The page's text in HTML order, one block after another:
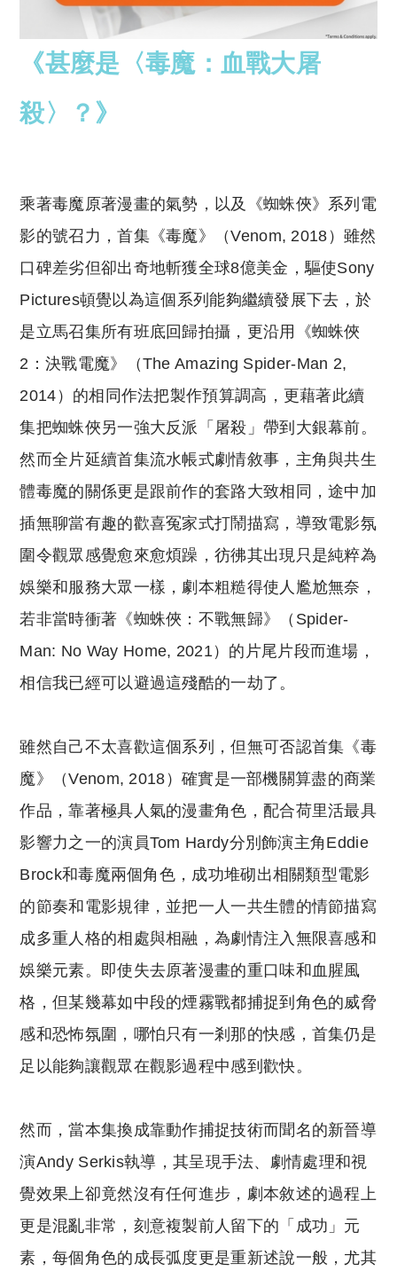
《甚麼是〈毒魔：血戰大屠
殺〉？》
乘著毒魔原著漫畫的氣勢，以及《蜘蛛俠》系列電
影的號召力，首集《毒魔》（Venom, 2018）雖然
口碑差劣但卻出奇地斬獲全球8億美金，驅使Sony
Pictures頓覺以為這個系列能夠繼續發展下去，於
是立馬召集所有班底回歸拍攝，更沿用《蜘蛛俠
2：決戰電魔》（The Amazing Spider-Man 2,
2014）的相同作法把製作預算調高，更藉著此續
集把蜘蛛俠另一強大反派「屠殺」帶到大銀幕前。
然而全片延續首集流水帳式劇情敘事，主角與共生
體毒魔的關係更是跟前作的套路大致相同，途中加
插無聊當有趣的歡喜冤家式打鬧描寫，導致電影氛
圍令觀眾感覺愈來愈煩躁，彷彿其出現只是純粹為
娛樂和服務大眾一樣，劇本粗糙得使人尷尬無奈，
若非當時衝著《蜘蛛俠：不戰無歸》（Spider-
Man: No Way Home, 2021）的片尾片段而進場，
相信我已經可以避過這殘酷的一劫了。
雖然自己不太喜歡這個系列，但無可否認首集《毒
魔》（Venom, 2018）確實是一部機關算盡的商業
作品，靠著極具人氣的漫畫角色，配合荷里活最具
影響力之一的演員Tom Hardy分別飾演主角Eddie
Brock和毒魔兩個角色，成功堆砌出相關類型電影
的節奏和電影規律，並把一人一共生體的情節描寫
成多重人格的相處與相融，為劇情注入無限喜感和
娛樂元素。即使失去原著漫畫的重口味和血腥風
格，但某幾幕如中段的煙霧戰都捕捉到角色的威脅
感和恐怖氛圍，哪怕只有一剎那的快感，首集仍是
足以能夠讓觀眾在觀影過程中感到歡快。
然而，當本集換成靠動作捕捉技術而聞名的新晉導
演Andy Serkis執導，其呈現手法、劇情處理和視
覺效果上卻竟然沒有任何進步，劇本敘述的過程上
更是混亂非常，刻意複製前人留下的「成功」元
素，每個角色的成長弧度更是重新述說一般，尤其